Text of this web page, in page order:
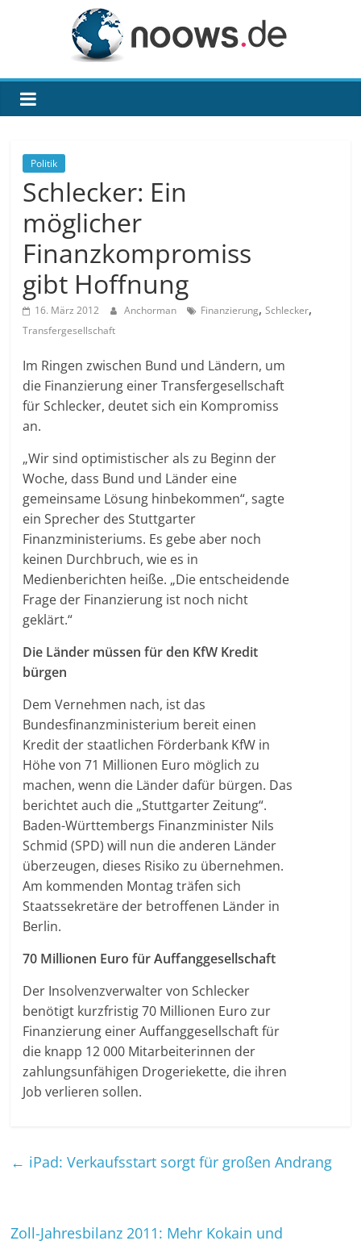
noows.de
Politik
Schlecker: Ein
möglicher
Finanzkompromiss
gibt Hoffnung
16. März 2012 Anchorman Finanzierung,Schlecker,
Transfergesellschaft
Im Ringen zwischen Bund und Ländern, um
die Finanzierung einer Transfergesellschaft
für Schlecker, deutet sich ein Kompromiss
an.
„Wir sind optimistischer als zu Beginn der
Woche, dass Bund und Länder eine
gemeinsame Lösung hinbekommen“, sagte
ein Sprecher des Stuttgarter
Finanzministeriums. Es gebe aber noch
keinen Durchbruch, wie es in
Medienberichten heiße. „Die entscheidende
Frage der Finanzierung ist noch nicht
geklärt.“
Die Länder müssen für den KfW Kredit
bürgen
Dem Vernehmen nach, ist das
Bundesfinanzministerium bereit einen
Kredit der staatlichen Förderbank KfW in
Höhe von 71 Millionen Euro möglich zu
machen, wenn die Länder dafür bürgen. Das
berichtet auch die „Stuttgarter Zeitung“.
Baden-Württembergs Finanzminister Nils
Schmid (SPD) will nun die anderen Länder
überzeugen, dieses Risiko zu übernehmen.
Am kommenden Montag träfen sich
Staatssekretäre der betroffenen Länder in
Berlin.
70 Millionen Euro für Auffanggesellschaft
Der Insolvenzverwalter von Schlecker
benötigt kurzfristig 70 Millionen Euro zur
Finanzierung einer Auffanggesellschaft für
die knapp 12 000 Mitarbeiterinnen der
zahlungsunfähigen Drogeriekette, die ihren
Job verlieren sollen.
← iPad: Verkaufsstart sorgt für großen Andrang
Zoll-Jahresbilanz 2011: Mehr Kokain und